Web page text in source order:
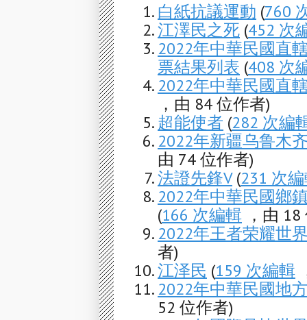
白紙抗議運動 (760
江澤民之死 (452 次
2022年中華民國直
票結果列表 (408 次
2022年中華民國直
，由 84 位作者)
超能使者 (282 次編
2022年新疆乌鲁木
由 74 位作者)
法證先鋒V (231 次
2022年中華民國鄉
(166 次編輯 ，由
2022年王者荣耀世
者)
江泽民 (159 次編輯
2022年中華民國地
52 位作者)